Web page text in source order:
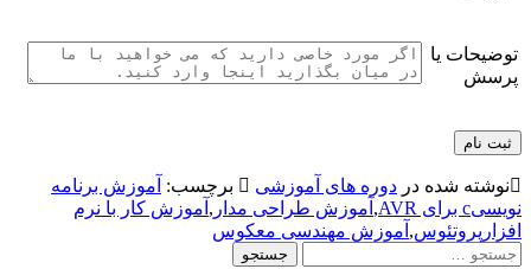
توضیحات یا
پرسش
نوشته شده در دوره های آموزشی برچسب: آموزش برنامه
نویسیc برای AVR
, آموزش طراحی مدار , آموزش کار با نرم
افزارپروتئوس, آموزش مهندسی معکوس
جستجو